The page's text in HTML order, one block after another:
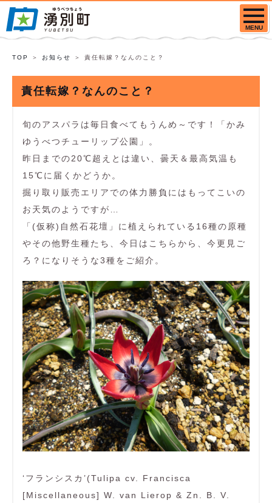
MENU
TOP お知らせ 責任転嫁？なんのこと？
責任転嫁？なんのこと？
旬のアスパラは毎日食べてもうんめ～です！「かみ
ゆうべつチューリップ公園」。
昨日までの20℃超えとは違い、曇天＆最高気温も
15℃に届くかどうか。
掘り取り販売エリアでの体力勝負にはもってこいの
お天気のようですが…
「(仮称)自然石花壇」に植えられている16種の原種
やその他野生種たち、今日はこちらから、今更見ご
ろ？になりそうな3種をご紹介。
‘フランシスカ’(Tulipa cv. Francisca
[Miscellaneous] W. van Lierop & Zn. B. V.